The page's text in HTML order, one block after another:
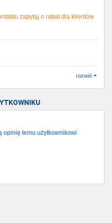
zapytaj o rabat dla klientów
rozwiń
opinię temu użytkownikowi